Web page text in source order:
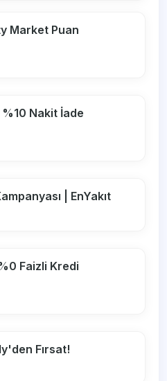
Market Puan
Nakit İade
| EnYakıt
Faizli Kredi
Fırsat!